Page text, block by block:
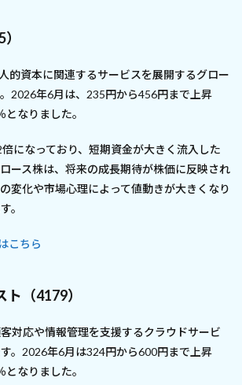
的資本に関連するサービスを展開するグロー
2026年6月は、235円から456円まで上昇
なりました。
になっており、短期資金が大きく流入した
ース株は、将来の成長期待が株価に反映され
変化や市場心理によって値動きが大きくなり
。
こちら
（4179）
対応や情報管理を支援するクラウドサービ
。2026年6月は324円から600円まで上昇
なりました。